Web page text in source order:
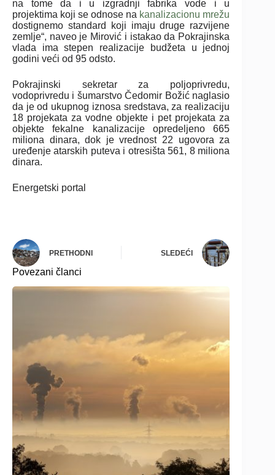
na tome da i u izgradnji fabrika vode i u
projektima koji se odnose na kanalizacionu mrežu
dostignemo standard koji imaju druge razvijene
zemlje“, naveo je Mirović i istakao da Pokrajinska
vlada ima stepen realizacije budžeta u jednoj
godini veći od 95 odsto.
Pokrajinski sekretar za poljoprivredu,
vodoprivredu i šumarstvo Čedomir Božić naglasio
da je od ukupnog iznosa sredstava, za realizaciju
18 projekata za vodne objekte i pet projekata za
objekte fekalne kanalizacije opredeljeno 665
miliona dinara, dok je vrednost 22 ugovora za
uređenje atarskih puteva i otresišta 561, 8 miliona
dinara.
Energetski portal
PRETHODNI SLEDEĆI
Povezani članci